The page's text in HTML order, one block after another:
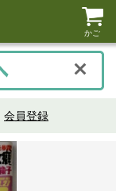
かご
会員登録